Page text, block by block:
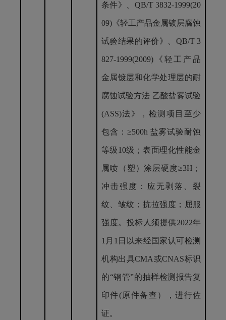
条件》、QB/T 3832-1999(20
09)《轻工产品金属镀层腐蚀
试验结果的评价》、QB/T 3
827-1999(2009)《轻工产品
金属镀层和化学处理层的耐
腐蚀试验方法 乙酸盐雾试验
(ASS)法》，检测项目至少
包含： ≥500h 盐雾试验耐蚀
等级10级；表面理化性能金
属喷（塑）涂层硬度≥3H；
冲击强度：应无剥落、裂
纹、皱纹；抗拉强度；屈服
强度。投标人须提供2022年
1月1日以来经国家认可检测
机构出具CMA或CNAS标识
的“钢管”的抽样检测报告复
印件(原件备查），进行佐
证。